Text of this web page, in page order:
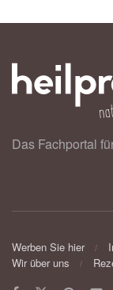
Das Fachportal
Werben Sie hier
Wir über uns